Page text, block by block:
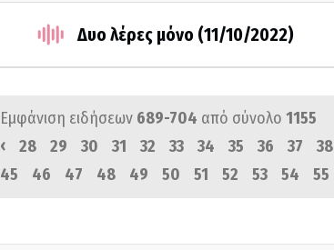
Δυο λέρες μόνο (11/10/2022)
Εμφάνιση ειδήσεων 689-704 από σύνολο 1155
‹
28 29 30 31 32 33 34 35 36 37 38
45
46 47 48 49 50 51 52 53 54 55